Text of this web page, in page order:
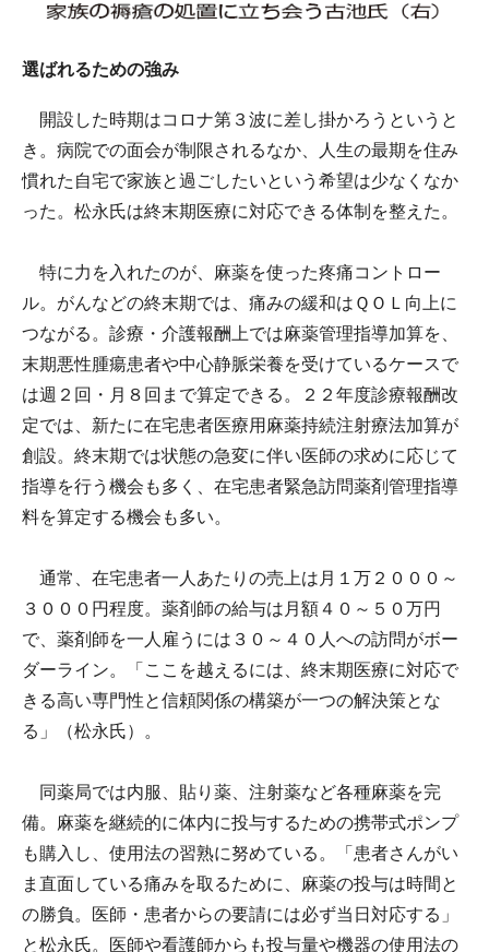
選ばれるための強み
開設した時期はコロナ第３波に差し掛かろうというと
き。病院での面会が制限されるなか、人生の最期を住み
慣れた自宅で家族と過ごしたいという希望は少なくなか
った。松永氏は終末期医療に対応できる体制を整えた。
特に力を入れたのが、麻薬を使った疼痛コントロー
ル。がんなどの終末期では、痛みの緩和はＱＯＬ向上に
つながる。診療・介護報酬上では麻薬管理指導加算を、
末期悪性腫瘍患者や中心静脈栄養を受けているケースで
は週２回・月８回まで算定できる。２２年度診療報酬改
定では、新たに在宅患者医療用麻薬持続注射療法加算が
創設。終末期では状態の急変に伴い医師の求めに応じて
指導を行う機会も多く、在宅患者緊急訪問薬剤管理指導
料を算定する機会も多い。
通常、在宅患者一人あたりの売上は月１万２０００～
３０００円程度。薬剤師の給与は月額４０～５０万円
で、薬剤師を一人雇うには３０～４０人への訪問がボー
ダーライン。「ここを越えるには、終末期医療に対応で
きる高い専門性と信頼関係の構築が一つの解決策とな
る」（松永氏）。
同薬局では内服、貼り薬、注射薬など各種麻薬を完
備。麻薬を継続的に体内に投与するための携帯式ポンプ
も購入し、使用法の習熟に努めている。「患者さんがい
ま直面している痛みを取るために、麻薬の投与は時間と
の勝負。医師・患者からの要請には必ず当日対応する」
と松永氏。医師や看護師からも投与量や機器の使用法の